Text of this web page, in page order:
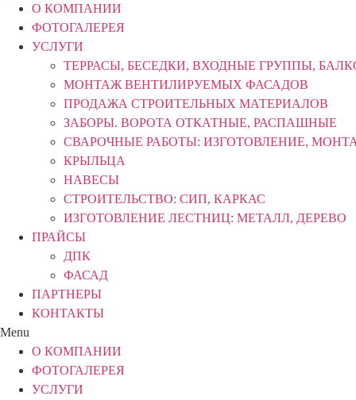
О КОМПАНИИ
ФОТОГАЛЕРЕЯ
УСЛУГИ
ТЕРРАСЫ, БЕСЕДКИ, ВХОДНЫЕ ГРУППЫ,
МОНТАЖ ВЕНТИЛИРУЕМЫХ ФАСАДОВ
ПРОДАЖА СТРОИТЕЛЬНЫХ МАТЕРИАЛОВ
ЗАБОРЫ. ВОРОТА ОТКАТНЫЕ, РАСПАШНЫЕ
СВАРОЧНЫЕ РАБОТЫ: ИЗГОТОВЛЕНИЕ,
КРЫЛЬЦА
НАВЕСЫ
СТРОИТЕЛЬСТВО: СИП, КАРКАС
ИЗГОТОВЛЕНИЕ ЛЕСТНИЦ: МЕТАЛЛ, ДЕРЕВО
ПРАЙСЫ
ДПК
ФАСАД
ПАРТНЕРЫ
КОНТАКТЫ
Menu
О КОМПАНИИ
ФОТОГАЛЕРЕЯ
УСЛУГИ